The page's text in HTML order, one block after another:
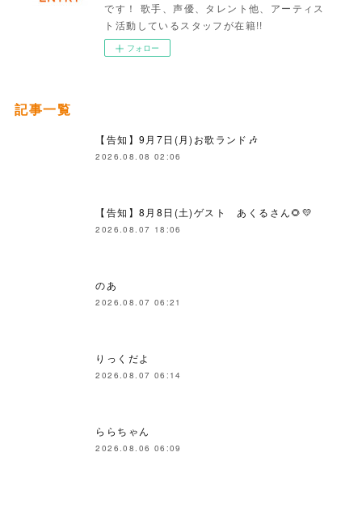
です！ 歌手、声優、タレント他、アーティス
ト活動しているスタッフが在籍!!
フォロー
記事一覧
【告知】9月7日(月)お歌ランド🎶
2026.08.08 02:06
【告知】8月8日(土)ゲスト あくるさん🌻💛
2026.08.07 18:06
のあ
2026.08.07 06:21
りっくだよ
2026.08.07 06:14
ららちゃん
2026.08.06 06:09